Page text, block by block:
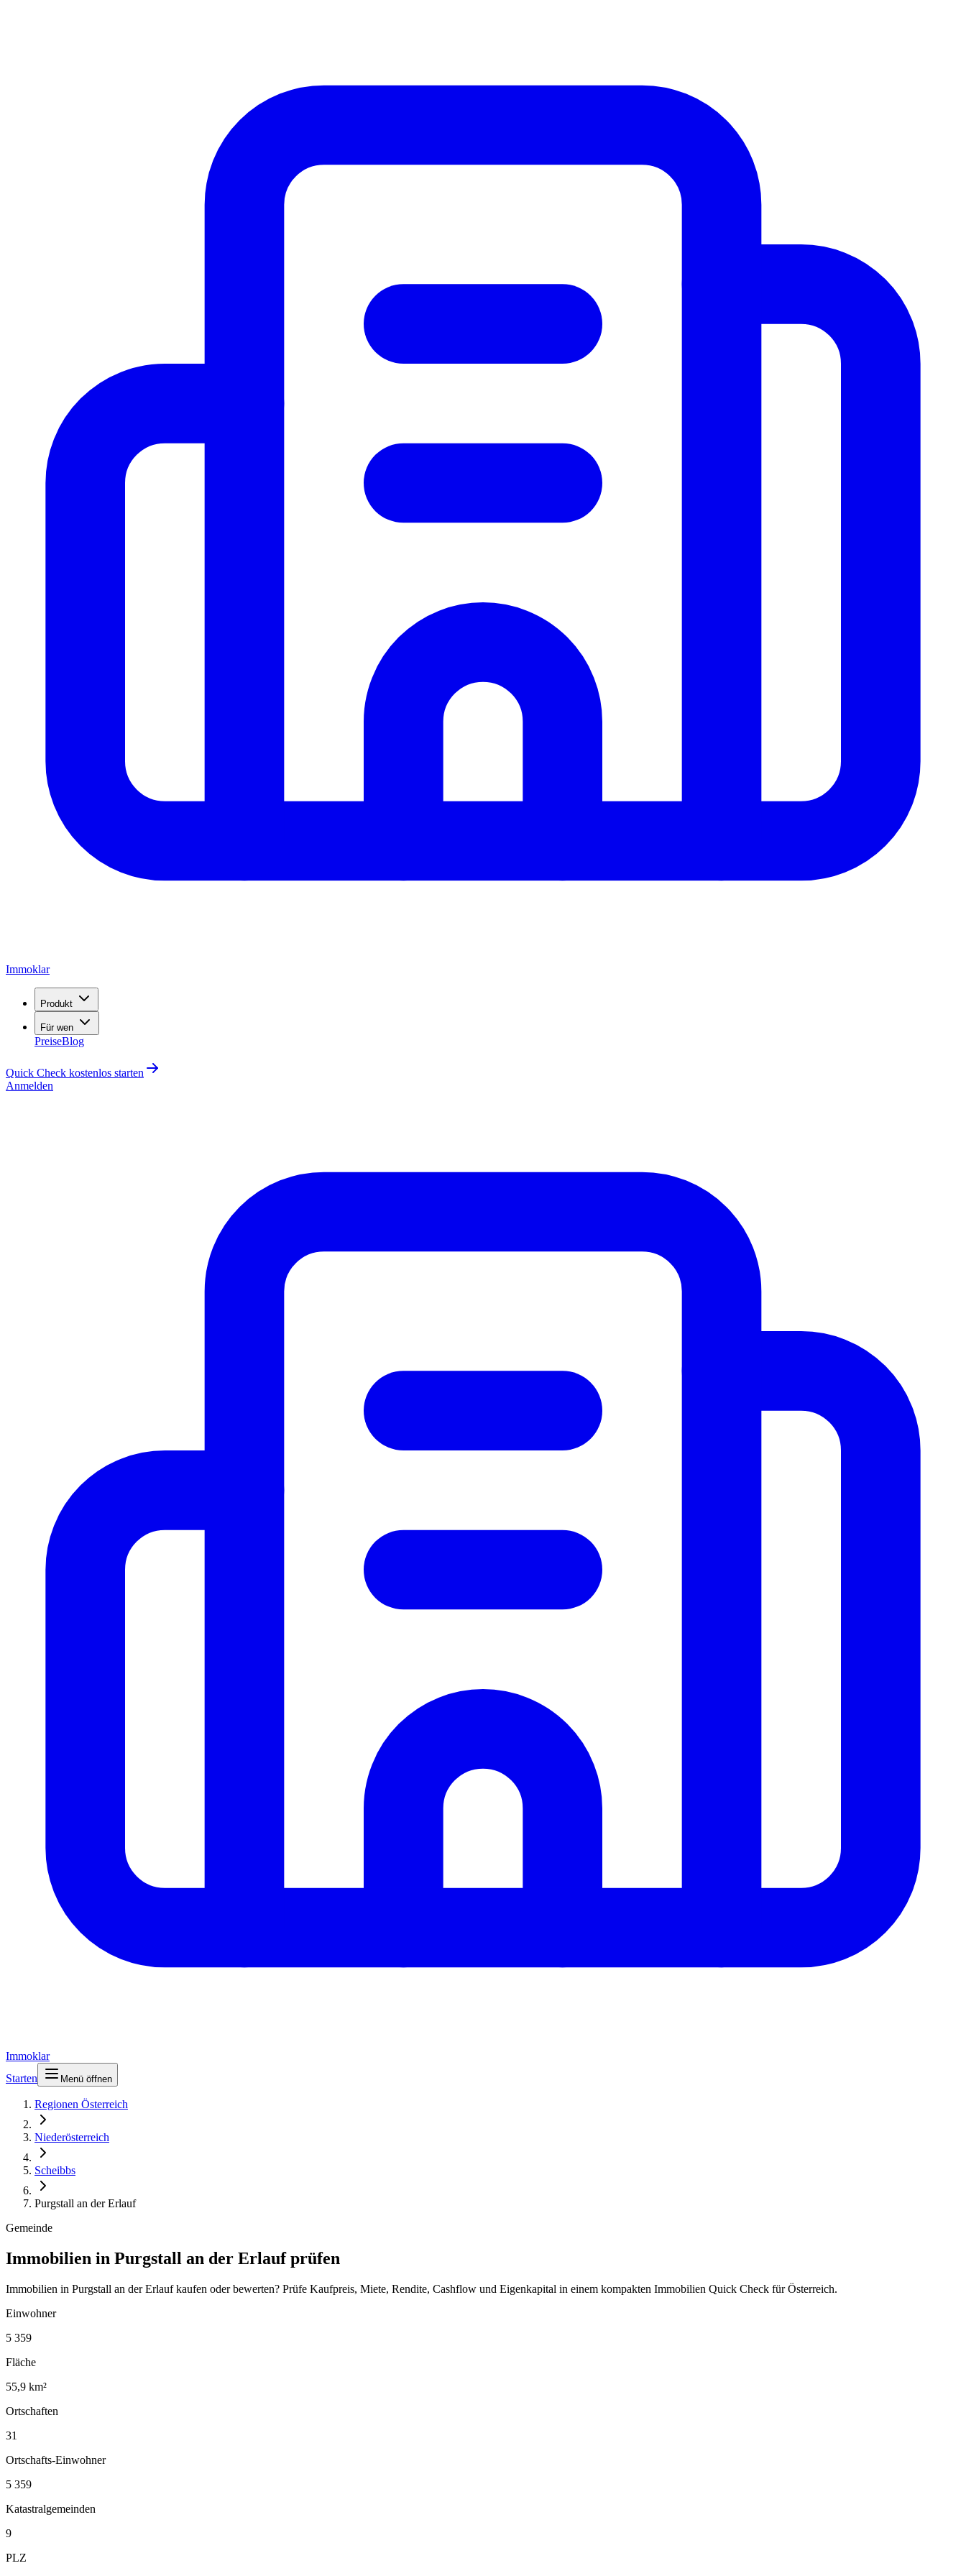
Immoklar
Produkt
Für wen
PreiseBlog
Quick Check kostenlos starten
Anmelden
Immoklar
Starten
Menü öffnen
Regionen Österreich
Niederösterreich
Scheibbs
Purgstall an der Erlauf
Gemeinde
Immobilien in Purgstall an der Erlauf prüfen
Immobilien in Purgstall an der Erlauf kaufen oder bewerten? Prüfe Kaufpreis, Miete, Rendite, Cashflow und Eigenkapital in einem kompakten Immobilien Quick Check für Österreich.
Einwohner
5 359
Fläche
55,9 km²
Ortschaften
31
Ortschafts-Einwohner
5 359
Katastralgemeinden
9
PLZ